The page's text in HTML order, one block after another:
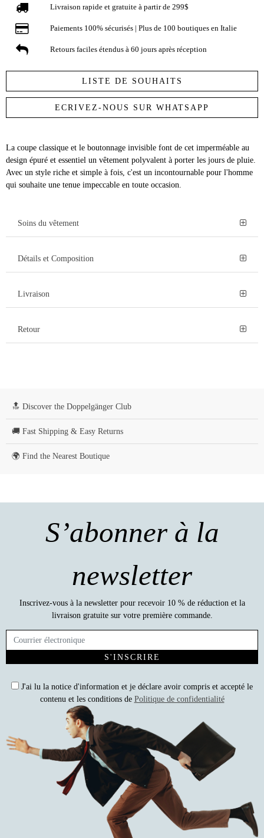
Livraison rapide et gratuite à partir de 299$
Paiements 100% sécurisés | Plus de 100 boutiques en Italie
Retours faciles étendus à 60 jours après réception
LISTE DE SOUHAITS
ECRIVEZ-NOUS SUR WHATSAPP
La coupe classique et le boutonnage invisible font de cet imperméable au
design épuré et essentiel un vêtement polyvalent à porter les jours de pluie.
Avec un style riche et simple à fois, c'est un incontournable pour l'homme
qui souhaite une tenue impeccable en toute occasion.
Soins du vêtement
Détails et Composition
Livraison
Retour
🔝 Discover the Doppelgänger Club
🚚 Fast Shipping & Easy Returns
🌍 Find the Nearest Boutique
S’abonner à la
newsletter
Inscrivez-vous à la newsletter pour recevoir 10 % de réduction et la
livraison gratuite sur votre première commande.
S'INSCRIRE
J'ai lu la notice d'information et je déclare avoir compris et accepté le
contenu et les conditions de Politique de confidentialité